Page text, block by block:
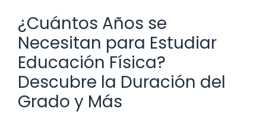
¿Cuántos Años se
Necesitan para Estudiar
Educación Física?
Descubre la Duración del
Grado y Más